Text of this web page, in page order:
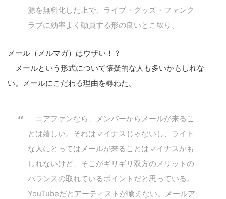
源を無料化した上で、ライブ・グッズ・ファンク
ラブに効率よく動員する形の良いとこ取り。
メール（メルマガ）はウザい！？
メールという形式について懐疑的な人も多いかもしれな
い。メールにこだわる理由を尋ねた。
コアファンなら、メンバーからメールが来るこ
とは嬉しい。それはマイナスじゃないし、ライト
な人にとってはメールが来ることはマイナスかも
しれないけど、そこがギリギリ双方のメリットの
バランスの取れているポイントだと思っている。
YouTubeだとアーティストが喰えない。メールア